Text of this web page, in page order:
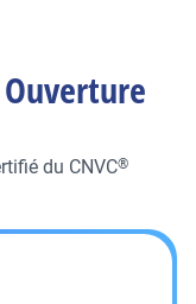
du CNVC®